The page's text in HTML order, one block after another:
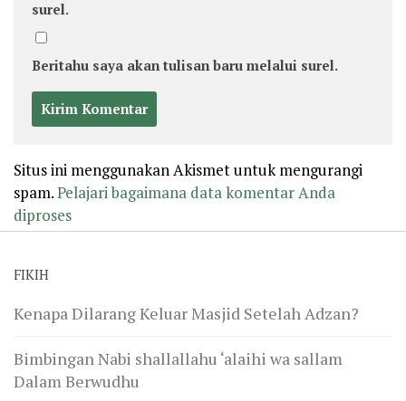
surel.
Beritahu saya akan tulisan baru melalui surel.
Situs ini menggunakan Akismet untuk mengurangi
spam.Pelajari bagaimana data komentar Anda
diproses
FIKIH
Kenapa Dilarang Keluar Masjid Setelah Adzan?
Bimbingan Nabi shallallahu ‘alaihi wa sallam
Dalam Berwudhu